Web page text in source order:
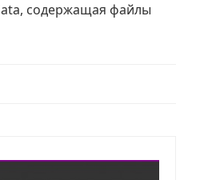
содержащая файлы